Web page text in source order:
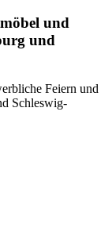
und
und
Feiern und
Schleswig-